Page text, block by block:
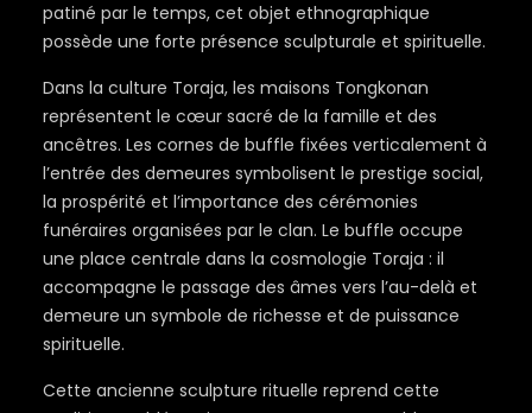
patiné par le temps, cet objet ethnographique
possède une forte présence sculpturale et spirituelle.
Dans la culture Toraja, les maisons Tongkonan
représentent le cœur sacré de la famille et des
ancêtres. Les cornes de buffle fixées verticalement à
l’entrée des demeures symbolisent le prestige social,
la prospérité et l’importance des cérémonies
funéraires organisées par le clan. Le buffle occupe
une place centrale dans la cosmologie Toraja : il
accompagne le passage des âmes vers l’au-delà et
demeure un symbole de richesse et de puissance
spirituelle.
Cette ancienne sculpture rituelle reprend cette